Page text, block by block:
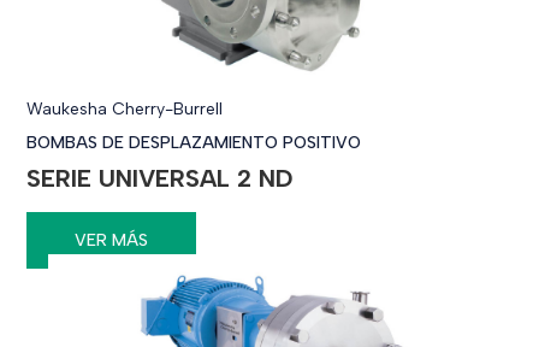
Waukesha Cherry-Burrell
BOMBAS DE DESPLAZAMIENTO POSITIVO
SERIE UNIVERSAL 2 ND
VER MÁS